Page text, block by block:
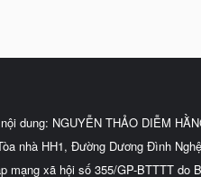
dung: NGUYỄN THẢO DIỄM
nhà HH1, Đường Dương Đình
mạng xã hội số 355/GP-BTTTT do